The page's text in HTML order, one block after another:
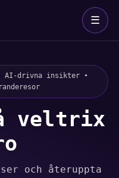
☰
• AI-drivna insikter •
veltrix
och återuppta